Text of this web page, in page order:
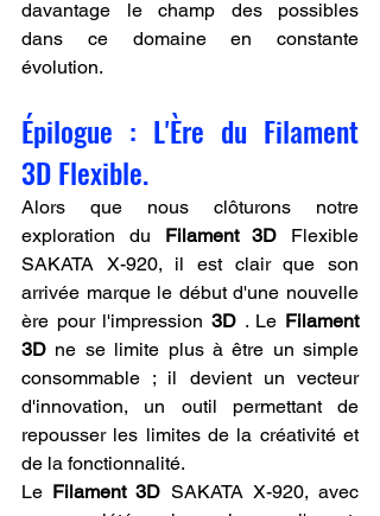
davantage le champ des possibles
dans ce domaine en constante
évolution.
Épilogue : L'Ère du Filament
3D Flexible.
Alors que nous clôturons notre
exploration du Filament 3D Flexible
SAKATA X-920, il est clair que son
arrivée marque le début d'une nouvelle
ère pour l'impression 3D . Le Filament
3D ne se limite plus à être un simple
consommable ; il devient un vecteur
d'innovation, un outil permettant de
repousser les limites de la créativité et
de la fonctionnalité.
Le Filament 3D SAKATA X-920, avec